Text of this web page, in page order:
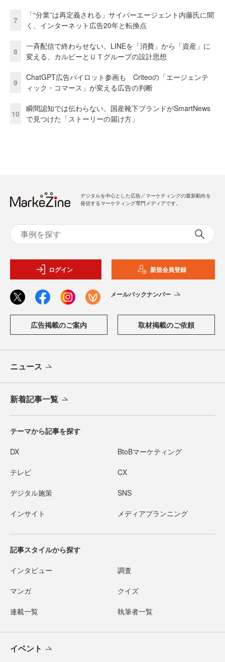
7
「“分業”は再定義される」サイバーエージェント内藤氏に聞
く、インターネット広告20年と転換点
8
一斉配信で終わらせない。LINEを「消費」から「資産」に
変える、カルビーとＵＴグループの設計思想
9
ChatGPT広告パイロット参画も Criteoの「エージェンテ
ィック・コマース」が変える広告の判断
10
瞬間認知では伝わらない。国産靴下ブランドがSmartNews
で見つけた「ストーリーの届け方」
デジタルを中心とした広告／マーケティングの最新動向を
発信するマーケティング専門メディアです。
ログイン 新規会員登録
メールバックナンバー
広告掲載のご案内 取材掲載のご依頼
ニュース
新着記事一覧
テーマから記事を探す
DX BtoBマーケティング
テレビ CX
デジタル施策 SNS
インサイト メディアプランニング
記事スタイルから探す
インタビュー 調査
マンガ クイズ
連載一覧 執筆者一覧
イベント